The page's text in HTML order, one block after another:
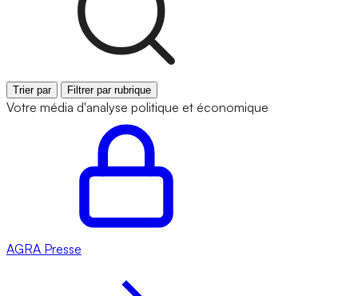
Trier par Filtrer par rubrique
Votre média d'analyse politique et économique
AGRA Presse